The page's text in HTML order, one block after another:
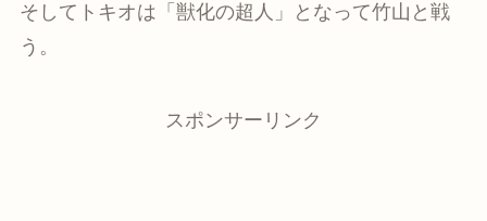
そしてトキオは「獣化の超人」となって竹山と戦
う。
スポンサーリンク